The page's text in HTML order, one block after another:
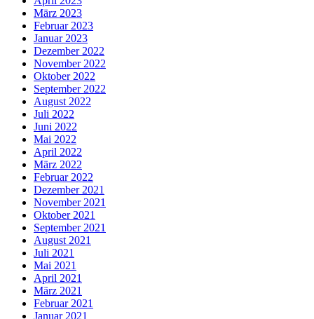
März 2023
Februar 2023
Januar 2023
Dezember 2022
November 2022
Oktober 2022
September 2022
August 2022
Juli 2022
Juni 2022
Mai 2022
April 2022
März 2022
Februar 2022
Dezember 2021
November 2021
Oktober 2021
September 2021
August 2021
Juli 2021
Mai 2021
April 2021
März 2021
Februar 2021
Januar 2021